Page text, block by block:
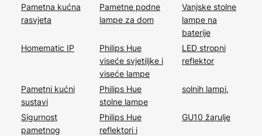
Pametna kućna
rasvjeta
Pametne podne
lampe za dom
Vanjske stolne
lampe na
baterije
Homematic IP
Philips Hue
viseće svjetiljke i
viseće lampe
LED stropni
reflektor
Pametni kućni
sustavi
Philips Hue
stolne lampe
solnih lampi,
Sigurnost
pametnog
Philips Hue
reflektori i
GU10 žarulje